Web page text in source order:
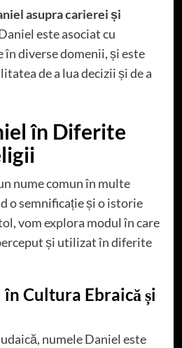
asupra carierei și
este asociat cu
în diverse domenii, și este
de a lua decizii și de a
în Diferite
nume comun în multe
o semnificație și o istorie
vom explora modul în care
și utilizat în diferite
Cultura Ebraică și
numele Daniel este